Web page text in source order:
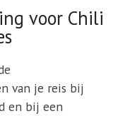
voor Chili
van je reis bij
en bij een